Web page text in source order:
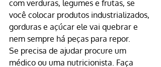
com verduras, legumes e frutas, se
você colocar produtos industrializados,
gorduras e açúcar ele vai quebrar e
nem sempre há peças para repor.
Se precisa de ajudar procure um
médico ou uma nutricionista. Faça